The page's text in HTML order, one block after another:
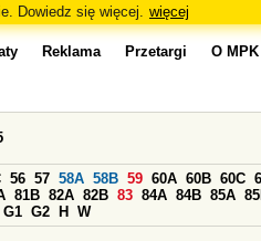
Dowiedz się więcej. więcej
Reklama Przetargi O MPK
56 57 58A 58B 59 60A 60B 60C
81B 82A 82B 83 84A 84B 85A
G1 G2 H W